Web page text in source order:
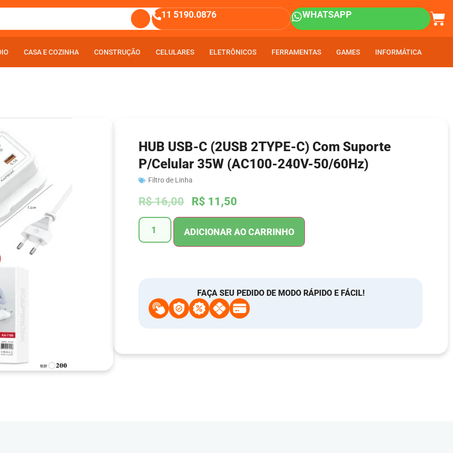
11 5190.0876 WHATSAPP
CASA E COZINHA CONSTRUÇÃO CELULARES ELETRÔNICOS FERRAMENTAS GAMES INFORMÁTICA
CASA E COZINHA CONSTRUÇÃO CELULARES ELETRÔNICOS FERRAMENTAS GAMES INFORMÁTICA
HUB USB-C (2USB 2TYPE-C) Com Suporte
P/Celular 35W (AC100-240V-50/60Hz)
Filtro de Linha
R$16,00 R$ 11,50
ADICIONAR AO CARRINHO
FAÇA SEU PEDIDO DE MODO RÁPIDO E FÁCIL!